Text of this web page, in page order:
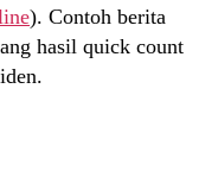
). Contoh berita
hasil quick count